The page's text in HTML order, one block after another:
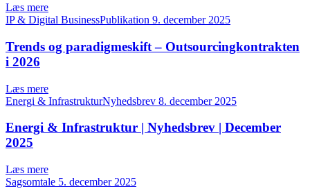
Læs mere
IP & Digital BusinessPublikation 9. december 2025
Trends og paradigmeskift – Outsourcingkontrakten
i 2026
Læs mere
Energi & InfrastrukturNyhedsbrev 8. december 2025
Energi & Infrastruktur | Nyhedsbrev | December
2025
Læs mere
Sagsomtale 5. december 2025